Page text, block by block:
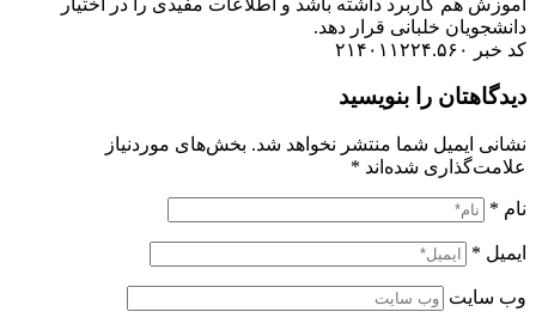
آموزش هم کاربرد داشته باشد و اطلاعات مفیدی را در اختیار
دانشجویان خلبانی قرار دهد.
کد خبر ۲۱۴۰۱۱۲۲۴.۵۶۰
دیدگاهتان را بنویسید
نشانی ایمیل شما منتشر نخواهد شد. بخش‌های موردنیاز
علامت‌گذاری شده‌اند *
نام *
ایمیل *
وب‌ سایت